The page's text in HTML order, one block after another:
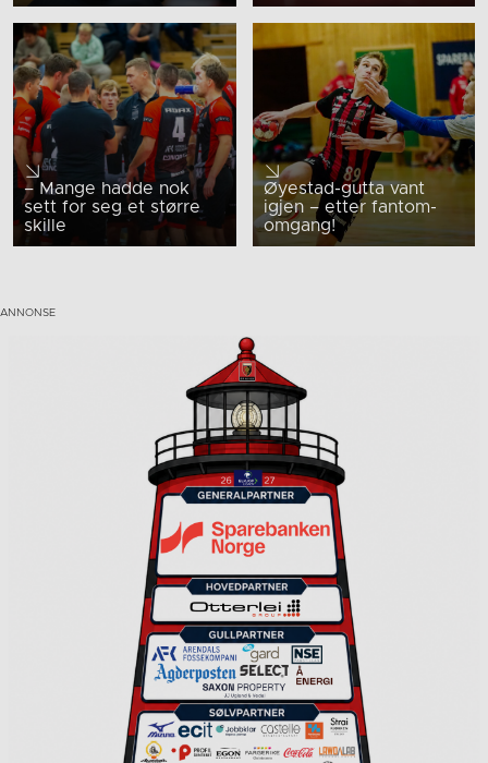
– Mange hadde nok
sett for seg et større
skille
Øyestad-gutta vant
igjen – etter fantom-
omgang!